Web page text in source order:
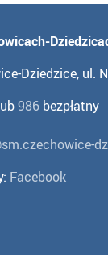
Dziedzice, ul.
986 bezpłatny
Facebook